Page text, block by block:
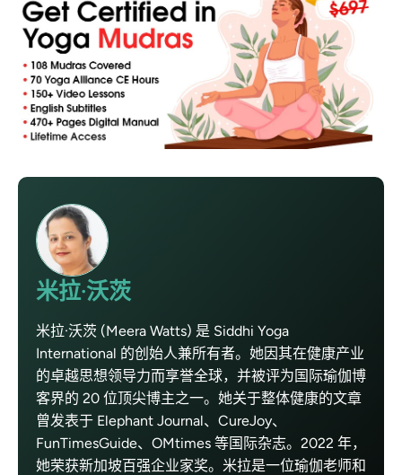
米拉·沃茨
米拉·沃茨 (Meera Watts) 是 Siddhi Yoga
International 的创始人兼所有者。她因其在健康产业
的卓越思想领导力而享誉全球，并被评为国际瑜伽博
客界的 20 位顶尖博主之一。她关于整体健康的文章
曾发表于 Elephant Journal、CureJoy、
FunTimesGuide、OMtimes 等国际杂志。2022 年，
她荣获新加坡百强企业家奖。米拉是一位瑜伽老师和